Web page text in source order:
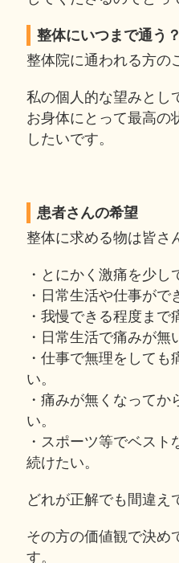
整体にいつまで通う？
整体院に通われる方の
私の個人的な望みとし
お身体にとって最高の
したいです。
患者さんの希望
整体に求める物は皆さ
・とにかく激痛を少し
・日常生活や仕事がで
・我慢できる程度まで
・日常生活で痛みが無
・仕事で無理をして
い。
・痛みが無くなって
い。
・スポーツ等でベスト
続けたい。
どれが正解でも間違え
その方の価値観で決め
す。